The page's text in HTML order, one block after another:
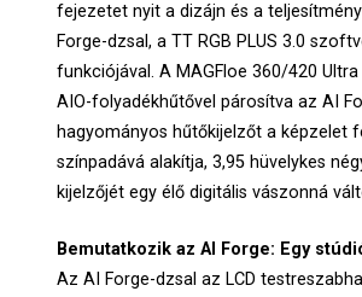
fejezetet nyit a dizájn és a
Forge-dzsal, a TT RGB PLUS 3.0
funkciójával. A MAGFloe 360/420 Ultra
AIO-folyadékhűtővel párosítva az AI
hagyományos hűtőkijelzőt a képzelet
színpadává alakítja, 3,95 hüvelykes
kijelzőjét egy élő digitális vászonná
Bemutatkozik az AI Forge: Egy
Az AI Forge-dzsal az LCD